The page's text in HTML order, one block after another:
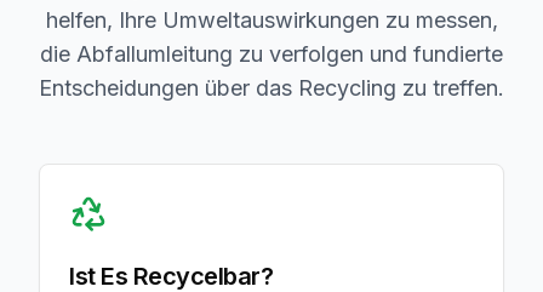
helfen, Ihre Umweltauswirkungen zu messen,
die Abfallumleitung zu verfolgen und fundierte
Entscheidungen über das Recycling zu treffen.
Ist Es Recycelbar?